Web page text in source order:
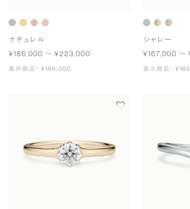
ナチュレル
¥186,000 〜 ¥223,000
表示商品： ¥186,000
シャレー
¥167,000 〜
表示商品：